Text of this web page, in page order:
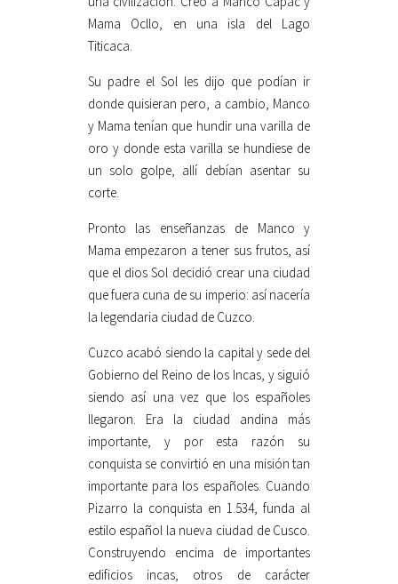
Mama Ocllo, en una isla del Lago
Titicaca.
Su padre el Sol les dijo que podían ir
donde quisieran pero, a cambio, Manco
y Mama tenían que hundir una varilla de
oro y donde esta varilla se hundiese de
un solo golpe, allí debían asentar su
corte.
Pronto las enseñanzas de Manco y
Mama empezaron a tener sus frutos, así
que el dios Sol decidió crear una ciudad
que fuera cuna de su imperio: así nacería
la legendaria ciudad de Cuzco.
Cuzco acabó siendo la capital y sede del
Gobierno del Reino de los Incas, y siguió
siendo así una vez que los españoles
llegaron. Era la ciudad andina más
importante, y por esta razón su
conquista se convirtió en una misión tan
importante para los españoles. Cuando
Pizarro la conquista en 1.534, funda al
estilo español la nueva ciudad de Cusco.
Construyendo encima de importantes
edificios incas, otros de carácter